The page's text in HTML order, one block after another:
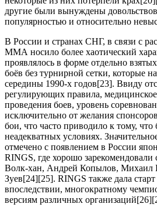
другие были вынуждены
популярностью и относительно
В России и странах СНГ, в связи с
ММА носило более хаотический
проявлялось в форме отдельно
боёв без турнирной сетки, которые
середины 1990-х годов[23]. Ввиду
регулирующих правила,
проведения боев, уровень
исключительно от желания
бои, что часто приводило к тому,
неадекватных условиях.
отмечено с появлением в России
RINGS, где хорошо зарекомендовали
Волк-хан, Андрей Копылов, Михаил
Зуев[24][25]. RINGS также дала
впоследствии, многократному
версиям различных